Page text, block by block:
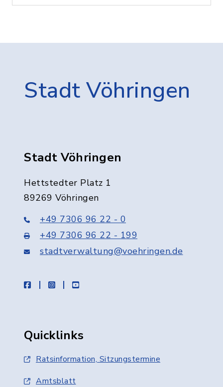
Stadt Vöhringen
Stadt Vöhringen
Hettstedter Platz 1
89269 Vöhringen
+49 7306 96 22 - 0
+49 7306 96 22 - 199
stadtverwaltung@voehringen.de
facebookinstagramyoutube
Quicklinks
Ratsinformation, Sitzungstermine
Amtsblatt